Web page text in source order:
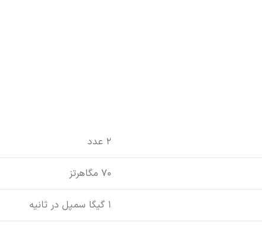
2 عدد
70 مگاهرتز
1 گیگا سمپل در ثانیه